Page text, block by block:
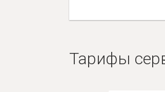
Тарифы